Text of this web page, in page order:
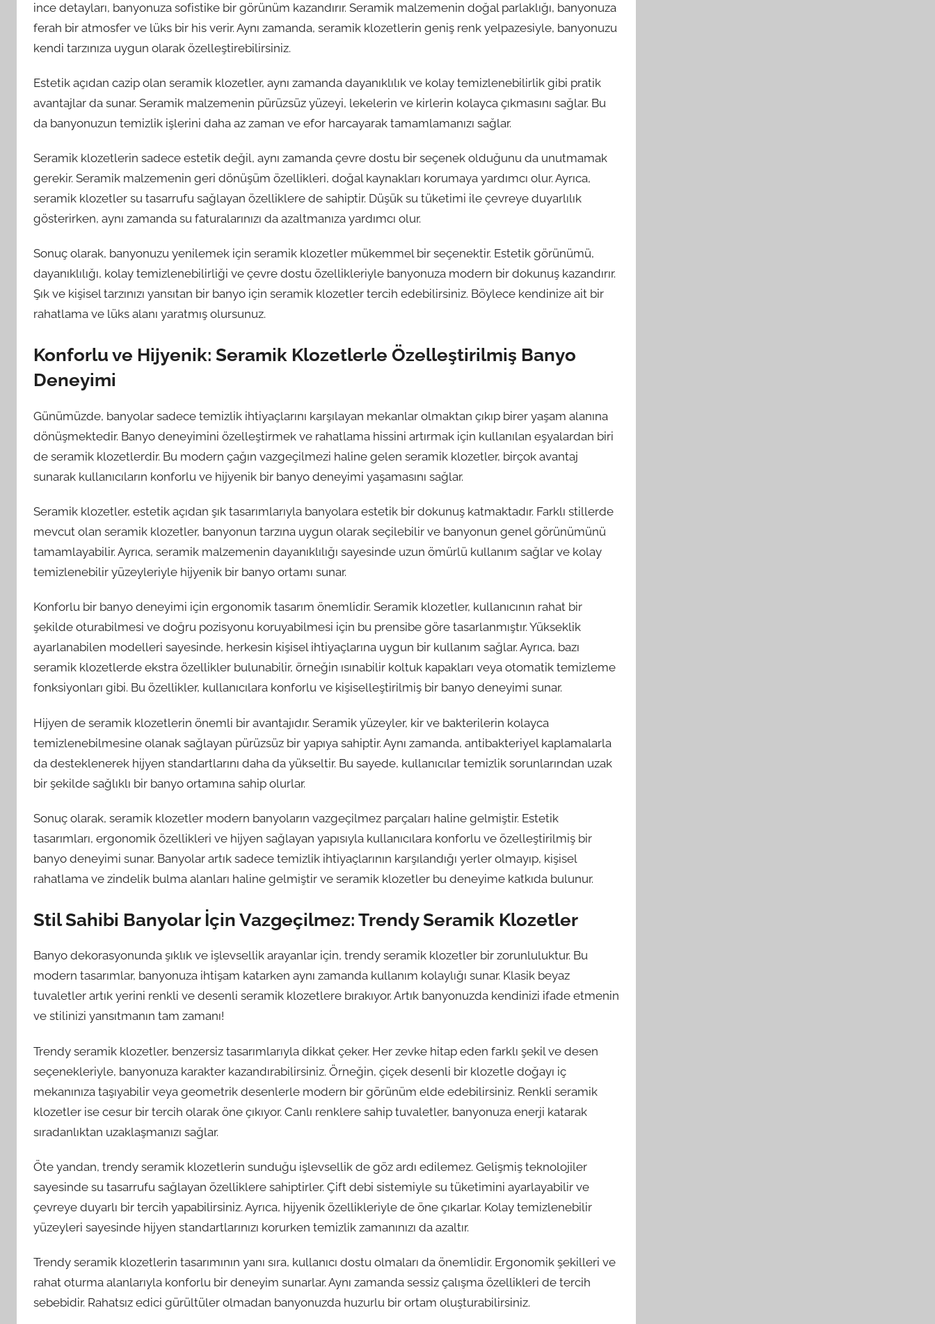
ince detayları, banyonuza sofistike bir görünüm kazandırır. Seramik malzemenin doğal parlaklığı, banyonuza
ferah bir atmosfer ve lüks bir his verir. Aynı zamanda, seramik klozetlerin geniş renk yelpazesiyle, banyonuzu
kendi tarzınıza uygun olarak özelleştirebilirsiniz.
Estetik açıdan cazip olan seramik klozetler, aynı zamanda dayanıklılık ve kolay temizlenebilirlik gibi pratik
avantajlar da sunar. Seramik malzemenin pürüzsüz yüzeyi, lekelerin ve kirlerin kolayca çıkmasını sağlar. Bu
da banyonuzun temizlik işlerini daha az zaman ve efor harcayarak tamamlamanızı sağlar.
Seramik klozetlerin sadece estetik değil, aynı zamanda çevre dostu bir seçenek olduğunu da unutmamak
gerekir. Seramik malzemenin geri dönüşüm özellikleri, doğal kaynakları korumaya yardımcı olur. Ayrıca,
seramik klozetler su tasarrufu sağlayan özelliklere de sahiptir. Düşük su tüketimi ile çevreye duyarlılık
gösterirken, aynı zamanda su faturalarınızı da azaltmanıza yardımcı olur.
Sonuç olarak, banyonuzu yenilemek için seramik klozetler mükemmel bir seçenektir. Estetik görünümü,
dayanıklılığı, kolay temizlenebilirliği ve çevre dostu özellikleriyle banyonuza modern bir dokunuş kazandırır.
Şık ve kişisel tarzınızı yansıtan bir banyo için seramik klozetler tercih edebilirsiniz. Böylece kendinize ait bir
rahatlama ve lüks alanı yaratmış olursunuz.
Konforlu ve Hijyenik: Seramik Klozetlerle Özelleştirilmiş Banyo
Deneyimi
Günümüzde, banyolar sadece temizlik ihtiyaçlarını karşılayan mekanlar olmaktan çıkıp birer yaşam alanına
dönüşmektedir. Banyo deneyimini özelleştirmek ve rahatlama hissini artırmak için kullanılan eşyalardan biri
de seramik klozetlerdir. Bu modern çağın vazgeçilmezi haline gelen seramik klozetler, birçok avantaj
sunarak kullanıcıların konforlu ve hijyenik bir banyo deneyimi yaşamasını sağlar.
Seramik klozetler, estetik açıdan şık tasarımlarıyla banyolara estetik bir dokunuş katmaktadır. Farklı stillerde
mevcut olan seramik klozetler, banyonun tarzına uygun olarak seçilebilir ve banyonun genel görünümünü
tamamlayabilir. Ayrıca, seramik malzemenin dayanıklılığı sayesinde uzun ömürlü kullanım sağlar ve kolay
temizlenebilir yüzeyleriyle hijyenik bir banyo ortamı sunar.
Konforlu bir banyo deneyimi için ergonomik tasarım önemlidir. Seramik klozetler, kullanıcının rahat bir
şekilde oturabilmesi ve doğru pozisyonu koruyabilmesi için bu prensibe göre tasarlanmıştır. Yükseklik
ayarlanabilen modelleri sayesinde, herkesin kişisel ihtiyaçlarına uygun bir kullanım sağlar. Ayrıca, bazı
seramik klozetlerde ekstra özellikler bulunabilir, örneğin ısınabilir koltuk kapakları veya otomatik temizleme
fonksiyonları gibi. Bu özellikler, kullanıcılara konforlu ve kişiselleştirilmiş bir banyo deneyimi sunar.
Hijyen de seramik klozetlerin önemli bir avantajıdır. Seramik yüzeyler, kir ve bakterilerin kolayca
temizlenebilmesine olanak sağlayan pürüzsüz bir yapıya sahiptir. Aynı zamanda, antibakteriyel kaplamalarla
da desteklenerek hijyen standartlarını daha da yükseltir. Bu sayede, kullanıcılar temizlik sorunlarından uzak
bir şekilde sağlıklı bir banyo ortamına sahip olurlar.
Sonuç olarak, seramik klozetler modern banyoların vazgeçilmez parçaları haline gelmiştir. Estetik
tasarımları, ergonomik özellikleri ve hijyen sağlayan yapısıyla kullanıcılara konforlu ve özelleştirilmiş bir
banyo deneyimi sunar. Banyolar artık sadece temizlik ihtiyaçlarının karşılandığı yerler olmayıp, kişisel
rahatlama ve zindelik bulma alanları haline gelmiştir ve seramik klozetler bu deneyime katkıda bulunur.
Stil Sahibi Banyolar İçin Vazgeçilmez: Trendy Seramik Klozetler
Banyo dekorasyonunda şıklık ve işlevsellik arayanlar için, trendy seramik klozetler bir zorunluluktur. Bu
modern tasarımlar, banyonuza ihtişam katarken aynı zamanda kullanım kolaylığı sunar. Klasik beyaz
tuvaletler artık yerini renkli ve desenli seramik klozetlere bırakıyor. Artık banyonuzda kendinizi ifade etmenin
ve stilinizi yansıtmanın tam zamanı!
Trendy seramik klozetler, benzersiz tasarımlarıyla dikkat çeker. Her zevke hitap eden farklı şekil ve desen
seçenekleriyle, banyonuza karakter kazandırabilirsiniz. Örneğin, çiçek desenli bir klozetle doğayı iç
mekanınıza taşıyabilir veya geometrik desenlerle modern bir görünüm elde edebilirsiniz. Renkli seramik
klozetler ise cesur bir tercih olarak öne çıkıyor. Canlı renklere sahip tuvaletler, banyonuza enerji katarak
sıradanlıktan uzaklaşmanızı sağlar.
Öte yandan, trendy seramik klozetlerin sunduğu işlevsellik de göz ardı edilemez. Gelişmiş teknolojiler
sayesinde su tasarrufu sağlayan özelliklere sahiptirler. Çift debi sistemiyle su tüketimini ayarlayabilir ve
çevreye duyarlı bir tercih yapabilirsiniz. Ayrıca, hijyenik özellikleriyle de öne çıkarlar. Kolay temizlenebilir
yüzeyleri sayesinde hijyen standartlarınızı korurken temizlik zamanınızı da azaltır.
Trendy seramik klozetlerin tasarımının yanı sıra, kullanıcı dostu olmaları da önemlidir. Ergonomik şekilleri ve
rahat oturma alanlarıyla konforlu bir deneyim sunarlar. Aynı zamanda sessiz çalışma özellikleri de tercih
sebebidir. Rahatsız edici gürültüler olmadan banyonuzda huzurlu bir ortam oluşturabilirsiniz.